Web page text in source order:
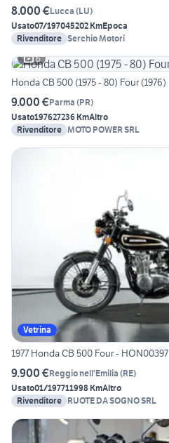
8.000 €Lucca (LU)
Usato07/197045202 KmEpoca
Rivenditore Serchio Motori
6
Honda CB 500 (1975 - 80) Four (1976)
9.000 €Parma (PR)
Usato197627236 KmAltro
Rivenditore MOTO POWER SRL
Vetrina
1977 Honda CB 500 Four - HON00397
9.900 €Reggio nell'Emilia (RE)
Usato01/197711998 KmAltro
Rivenditore RUOTE DA SOGNO SRL